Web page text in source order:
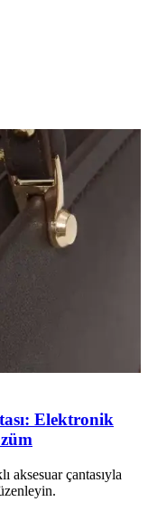
Elektronik
aksesuar çantasıyla